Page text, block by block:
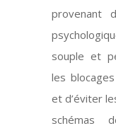
provenant
souple et
les
et d’éviter
schémas